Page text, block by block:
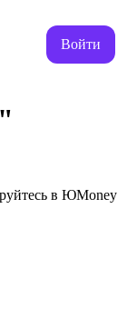
Войти
в ЮMoney